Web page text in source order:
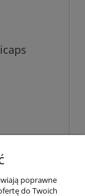
poprawne
do Twoich